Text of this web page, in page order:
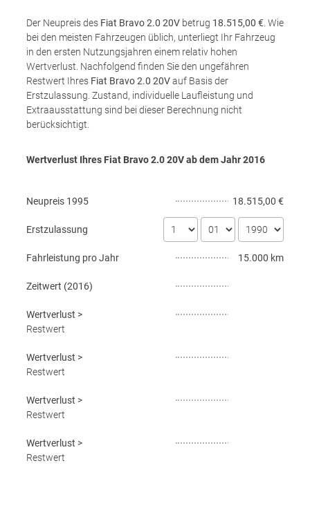
Der Neupreis des Fiat Bravo 2.0 20V betrug 18.515,00 € . Wie
bei den meisten Fahrzeugen üblich, unterliegt Ihr Fahrzeug
in den ersten Nutzungsjahren einem relativ hohen
Wertverlust. Nachfolgend finden Sie den ungefähren
Restwert Ihres Fiat Bravo 2.0 20Vauf Basis der
Erstzulassung. Zustand, individuelle Laufleistung und
Extraausstattung sind bei dieser Berechnung nicht
berücksichtigt.
Wertverlust Ihres Fiat Bravo 2.0 20V ab dem Jahr2016
Neupreis 1995 18.515,00 €
Erstzulassung
Fahrleistung pro Jahr 15.000 km
Zeitwert (2016)
Wertverlust >
Restwert
Wertverlust >
Restwert
Wertverlust >
Restwert
Wertverlust >
Restwert